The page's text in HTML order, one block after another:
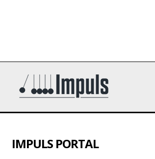
IMPULS PORTAL